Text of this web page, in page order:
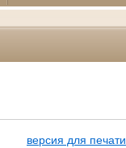
версия для печати